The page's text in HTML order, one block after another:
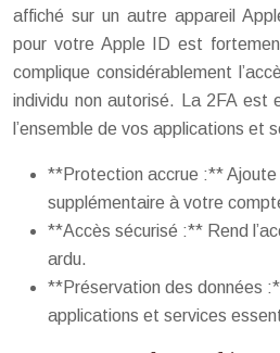
affiché sur un autre appareil
pour votre Apple ID est
complique considérablement
individu non autorisé. La 2FA est
l’ensemble de vos applications et
**Protection accrue :** Ajoute
supplémentaire à votre
**Accès sécurisé :** Rend
ardu.
**Préservation des données
applications et services